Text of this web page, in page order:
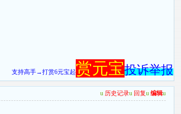
支持高手→打赏6元宝起赏元宝投诉举报
u 历史记录u 回复u 编辑u